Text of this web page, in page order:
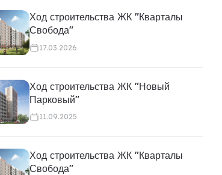
Ход строительства ЖК "Кварталы
Свобода"
17.03.2026
Ход строительства ЖК "Новый
Парковый"
11.09.2025
Ход строительства ЖК "Кварталы
Свобода"